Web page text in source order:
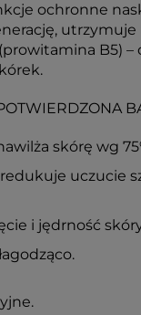
ochronne
(prowitamina B5) –
skórę wg
redukuje uczucie
i jędrność